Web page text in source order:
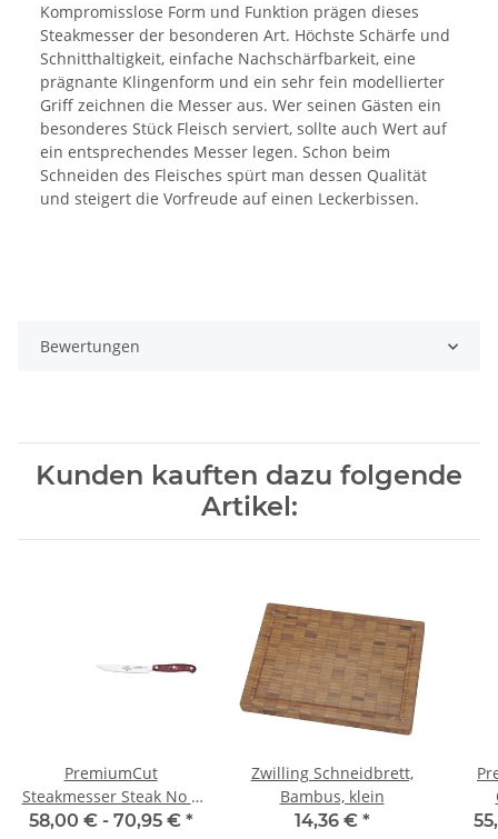
Kompromisslose Form und Funktion prägen dieses
Steakmesser der besonderen Art. Höchste Schärfe und
Schnitthaltigkeit, einfache Nachschärfbarkeit, eine
prägnante Klingenform und ein sehr fein modellierter
Griff zeichnen die Messer aus. Wer seinen Gästen ein
besonderes Stück Fleisch serviert, sollte auch Wert auf
ein entsprechendes Messer legen. Schon beim
Schneiden des Fleisches spürt man dessen Qualität
und steigert die Vorfreude auf einen Leckerbissen.
Bewertungen
Kunden kauften dazu folgende
Artikel:
PremiumCut
Steakmesser Steak No 1
Red Diamond von
58,00 € - 70,95 € *
Zwilling Schneidbrett,
Bambus, klein
14,36 € *